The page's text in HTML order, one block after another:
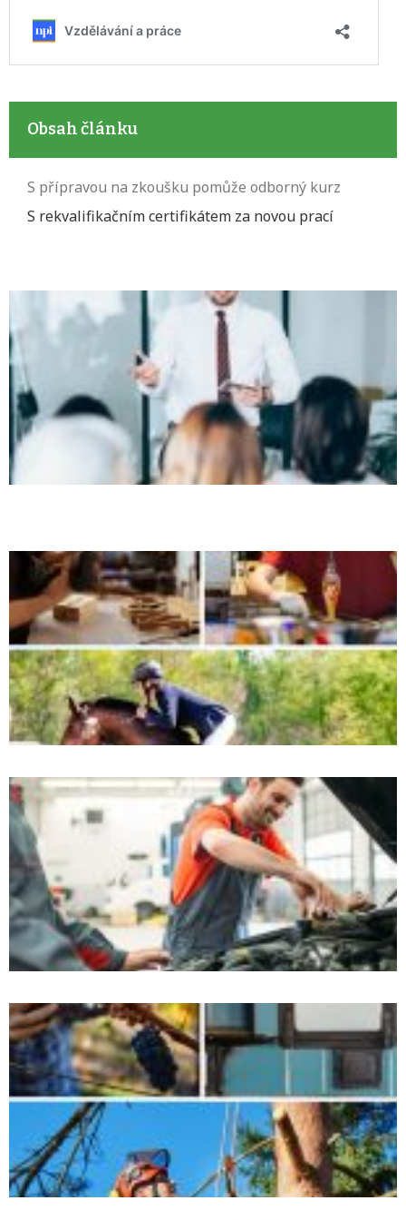
Obsah článku
S přípravou na zkoušku pomůže odborný kurz
S rekvalifikačním certifikátem za novou prací